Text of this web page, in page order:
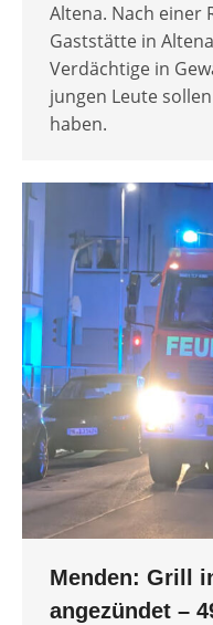
Altena. Nach einer
Gaststätte in
Verdächtige in
jungen Leute
haben.
Menden: Grill
angezündet –